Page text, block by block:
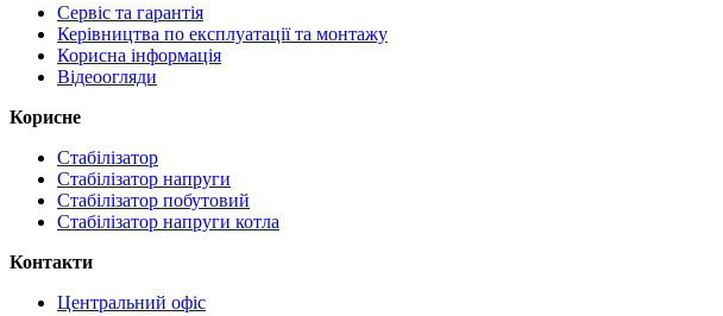
Сервіс та гарантія
Керівництва по експлуатації та монтажу
Корисна інформація
Відеоогляди
Корисне
Стабілізатор
Стабілізатор напруги
Стабілізатор побутовий
Стабілізатор напруги котла
Контакти
Центральний офіс